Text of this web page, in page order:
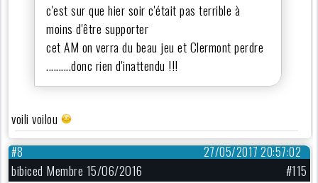
c'est sur que hier soir c'était pas terrible à
moins d'être supporter
cet AM on verra du beau jeu et Clermont perdre
..........donc rien d'inattendu !!!
voili voilou
27/05/2017 20:57:02
#8
bibiced Membre 15/06/2016
#115